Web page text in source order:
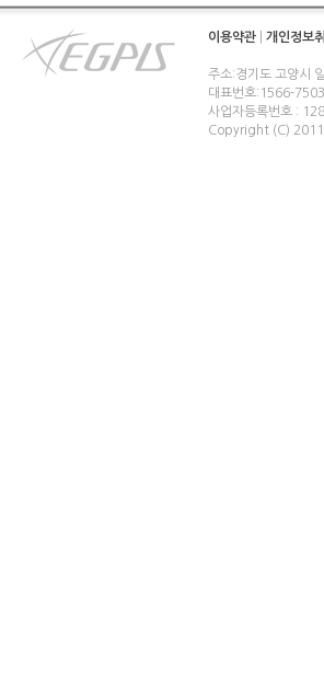
이용약관 개인정보
주소:경기도 고양시
대표번호:1566-
사업자등록번호 :
Copyright (C) 2011